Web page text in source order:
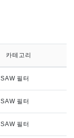
카테고리
SAW 필터
SAW 필터
SAW 필터